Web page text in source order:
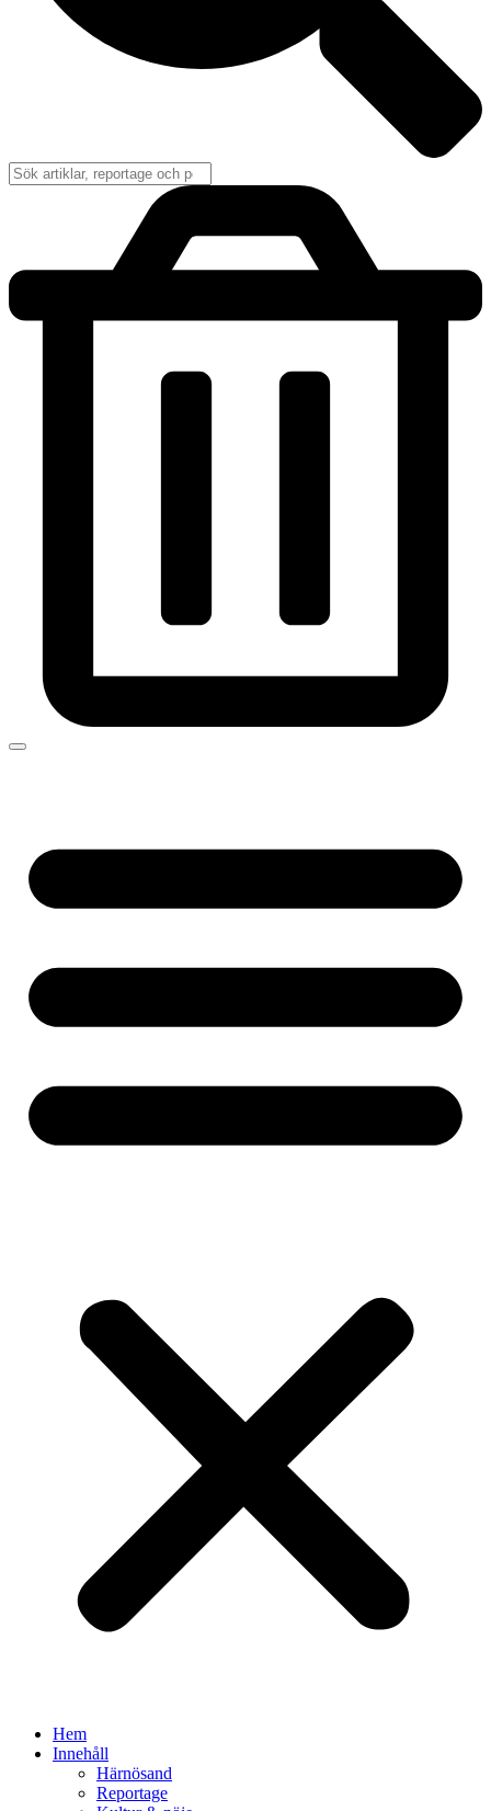
Hem
Innehåll
Härnösand
Reportage